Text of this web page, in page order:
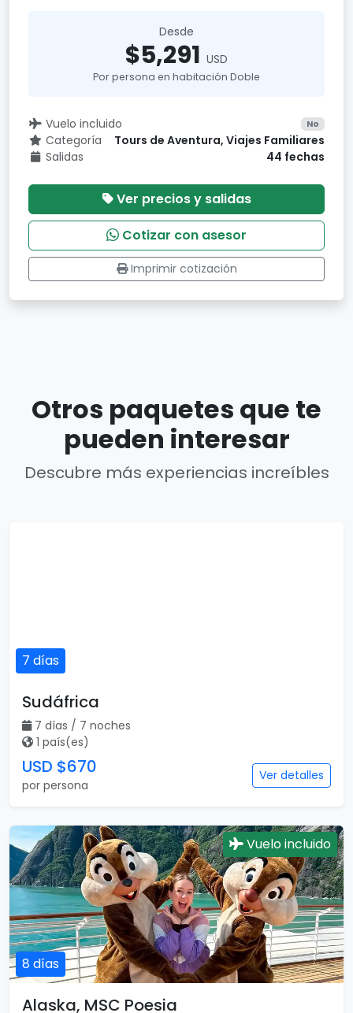
Desde
$5,291 USD
Por persona en habitación Doble
Vuelo incluido No
Categoría
Tours de Aventura, Viajes Familiares
Salidas
44 fechas
Ver precios y salidas
Cotizar con asesor
Imprimir cotización
Otros paquetes que te
pueden interesar
Descubre más experiencias increíbles
7 días
Sudáfrica
7 días / 7 noches
1 país(es)
USD $670
por persona
Ver detalles
8 días
Vuelo incluido
Alaska, MSC Poesia